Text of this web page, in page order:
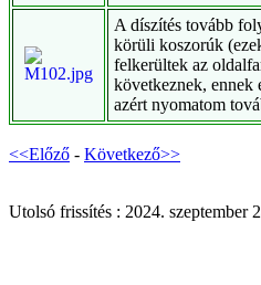
A díszítés tovább
körüli koszorúk
felkerültek az
következnek, ennek
azért nyomatom
<<Előző - Következő>>
Utolsó frissítés : 2024. szeptember